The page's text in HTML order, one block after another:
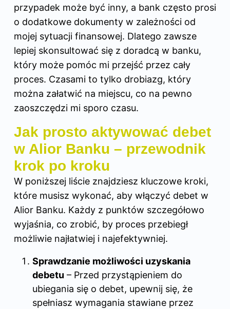
przypadek może być inny, a bank często prosi
o dodatkowe dokumenty w zależności od
mojej sytuacji finansowej. Dlatego zawsze
lepiej skonsultować się z doradcą w banku,
który może pomóc mi przejść przez cały
proces. Czasami to tylko drobiazg, który
można załatwić na miejscu, co na pewno
zaoszczędzi mi sporo czasu.
Jak prosto aktywować debet
w Alior Banku – przewodnik
krok po kroku
W poniższej liście znajdziesz kluczowe kroki,
które musisz wykonać, aby włączyć debet w
Alior Banku. Każdy z punktów szczegółowo
wyjaśnia, co zrobić, by proces przebiegł
możliwie najłatwiej i najefektywniej.
Sprawdzanie możliwości uzyskania
debetu – Przed przystąpieniem do
ubiegania się o debet, upewnij się, że
spełniasz wymagania stawiane przez